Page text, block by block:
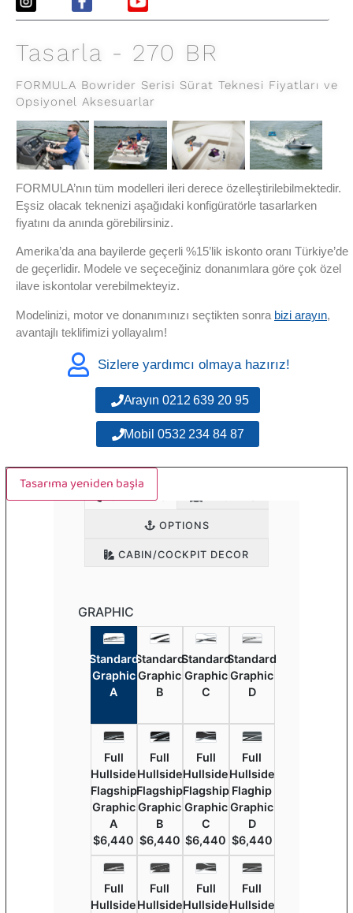
Tasarla - 270 BR
FORMULA Bowrider Serisi Sürat Teknesi Fiyatları ve
Opsiyonel Aksesuarlar
FORMULA’nın tüm modelleri ileri derece özelleştirilebilmektedir.
Eşsiz olacak teknenizi aşağıdaki konfigüratörle tasarlarken
fiyatını da anında görebilirsiniz.
Amerika’da ana bayilerde geçerli %15’lik iskonto oranı Türkiye’de
de geçerlidir. Modele ve seçeceğiniz donanımlara göre çok özel
ilave iskontolar verebilmekteyiz.
Modelinizi, motor ve donanımınızı seçtikten sonra bizi arayın,
avantajlı teklifimizi yollayalım!
Sizlere yardımcı olmaya hazırız!
Arayın 0212 639 20 95
Mobil 0532 234 84 87